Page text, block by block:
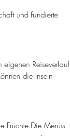
und fundierte
Reiseverlauf
die Inseln
Früchte.Die Menüs